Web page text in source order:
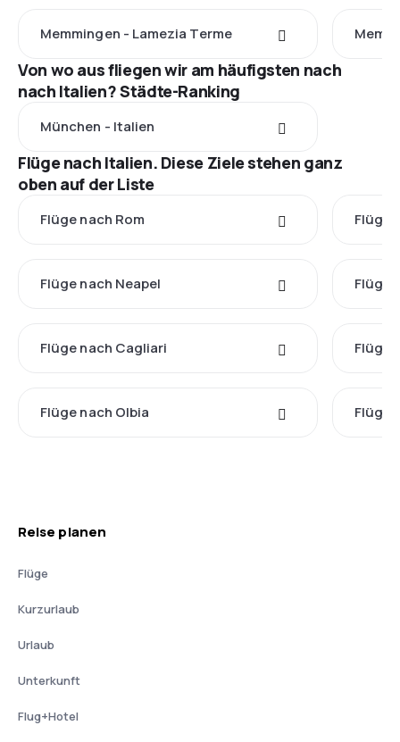
Memmingen - Lamezia Terme
Von wo aus fliegen wir am häufigsten nach
nach Italien? Städte-Ranking
München - Italien
Flüge nach Italien. Diese Ziele stehen ganz
oben auf der Liste
Flüge nach Rom Flüge
Flüge nach Neapel Flüge
Flüge nach Cagliari Flüge
Flüge nach Olbia Flüge
Reise planen
Flüge
Kurzurlaub
Urlaub
Unterkunft
Flug+Hotel